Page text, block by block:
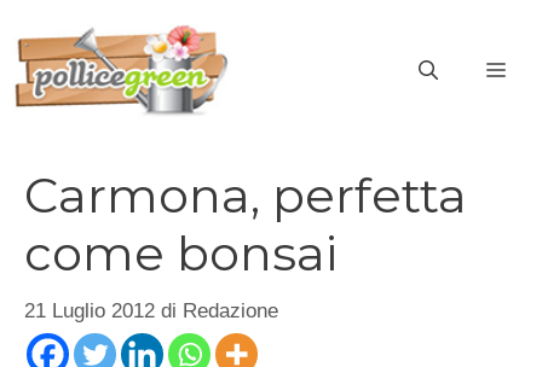
contenuto
Carmona, perfetta
come bonsai
21 Luglio 2012 di Redazione